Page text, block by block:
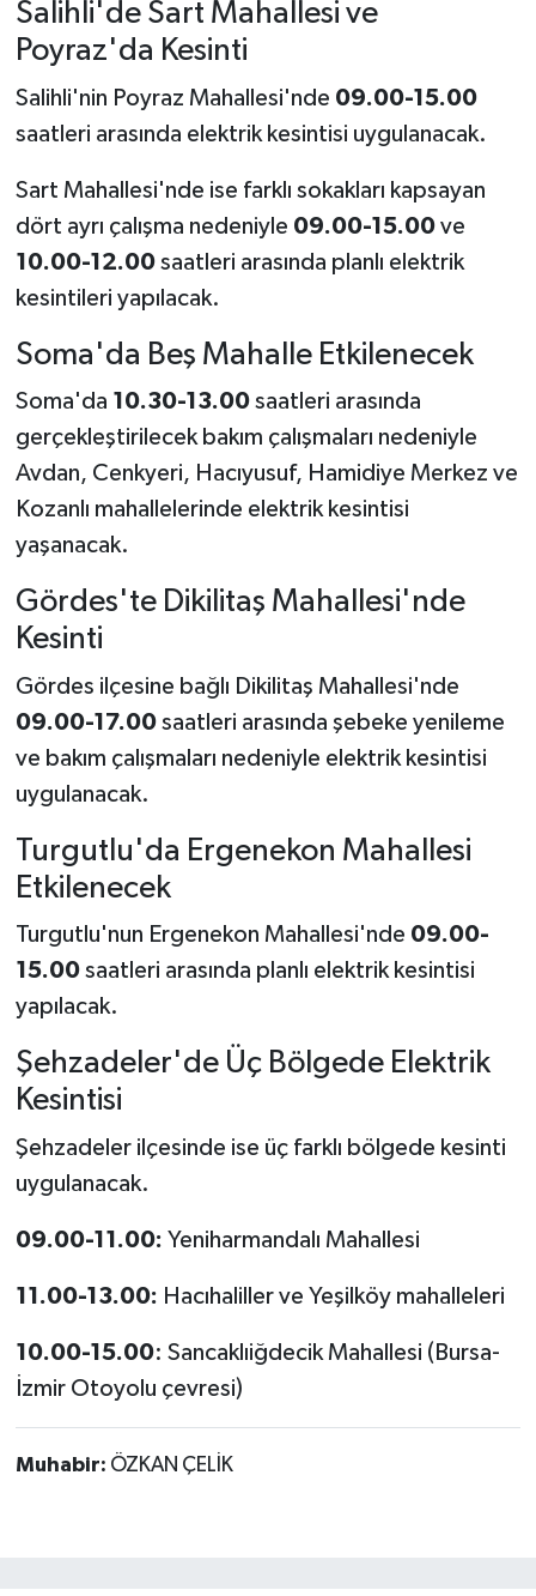
Salihli'de Sart Mahallesi ve
Poyraz'da Kesinti
Salihli'nin Poyraz Mahallesi'nde 09.00-15.00
saatleri arasında elektrik kesintisi uygulanacak.
Sart Mahallesi'nde ise farklı sokakları kapsayan
dört ayrı çalışma nedeniyle 09.00-15.00 ve
10.00-12.00saatleri arasında planlı elektrik
kesintileri yapılacak.
Soma'da Beş Mahalle Etkilenecek
Soma'da 10.30-13.00saatleri arasında
gerçekleştirilecek bakım çalışmaları nedeniyle
Avdan, Cenkyeri, Hacıyusuf, Hamidiye Merkez ve
Kozanlı mahallelerinde elektrik kesintisi
yaşanacak.
Gördes'te Dikilitaş Mahallesi'nde
Kesinti
Gördes ilçesine bağlı Dikilitaş Mahallesi'nde
09.00-17.00saatleri arasında şebeke yenileme
ve bakım çalışmaları nedeniyle elektrik kesintisi
uygulanacak.
Turgutlu'da Ergenekon Mahallesi
Etkilenecek
Turgutlu'nun Ergenekon Mahallesi'nde 09.00-
15.00 saatleri arasında planlı elektrik kesintisi
yapılacak.
Şehzadeler'de Üç Bölgede Elektrik
Kesintisi
Şehzadeler ilçesinde ise üç farklı bölgede kesinti
uygulanacak.
09.00-11.00: Yeniharmandalı Mahallesi
11.00-13.00: Hacıhaliller ve Yeşilköy mahalleleri
10.00-15.00: Sancaklıiğdecik Mahallesi (Bursa-
İzmir Otoyolu çevresi)
Muhabir: ÖZKAN ÇELİK